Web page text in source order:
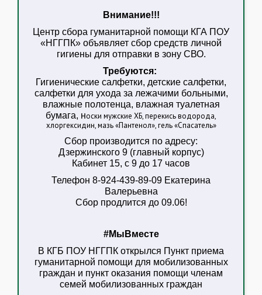
Внимание!!!
Центр сбора гуманитарной помощи КГА ПОУ
«НГГПК» объявляет сбор средств личной
гигиены для отправки в зону СВО.
Требуются:
Гигиенические салфетки, детские салфетки,
салфетки для ухода за лежачими больными,
влажные полотенца, влажная туалетная
бумага, носки мужские ХБ, перекись водорода,
хлоргексидин, мазь «Пантенол», гель «Спасатель»
Сбор производится по адресу:
Дзержинского 9 (главный корпус)
Кабинет 15, с 9 до 17 часов
Телефон 8-924-439-89-09 Екатерина
Валерьевна
Сбор продлится до 09.06!
#МыВместе
В КГБ ПОУ НГГПК открылся Пункт приема
гуманитарной помощи для мобилизованных
граждан и пункт оказания помощи членам
семей мобилизованных граждан